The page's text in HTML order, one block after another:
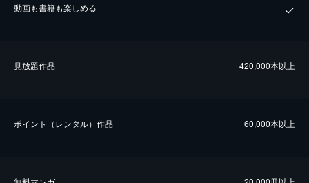
動画も書籍も楽しめる
⾒放題作品 420,000本以上
ポイント（レンタル）作品 60,000本以上